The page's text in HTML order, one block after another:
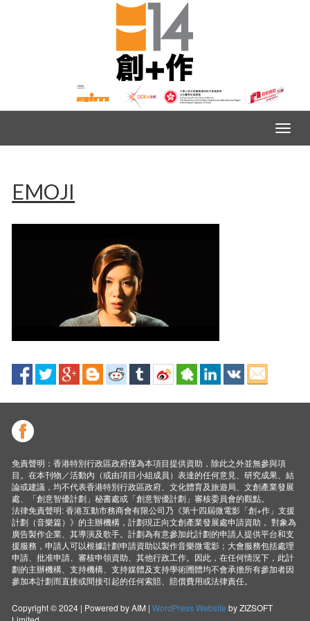
EMOJI
免責聲明：香港特別行政區政府僅為本項目提供資助，除此之外並無參與項
目。在本刊物／活動內（或由項目小組成員）表達的任何意見、研究成果、結
論或建議，均不代表香港特別行政區政府、文化體育及旅遊局、文創產業發展
處、「創意智優計劃」秘書處或「創意智優計劃」審核委員會的觀點。
法律免責聲明: 香港互動市務商會有限公司乃《第十四屆微電影「創+作」支援
計劃（音樂篇）》的主辦機構，計劃現正向文創產業發展處申請資助， 對象為
廣告製作企業、其導演及歌手。計劃為有意參加此計劃的申請人提供平台和支
援服務，申請人可以根據計劃申請資助以製作音樂微電影；大會服務包括處理
申請、批准申請、審核申領資助、其他行政工作。因此，在任何情況下，此計
劃的主辦機構、支持機構、支持媒體及支持學術圑體均不會承擔所有參加者因
參加本計劃而直接或間接引起的任何索賠、賠償費用或法律責任。
Copyright © 2024 | Powered by AIM |WordPress Website by ZIZSOFT